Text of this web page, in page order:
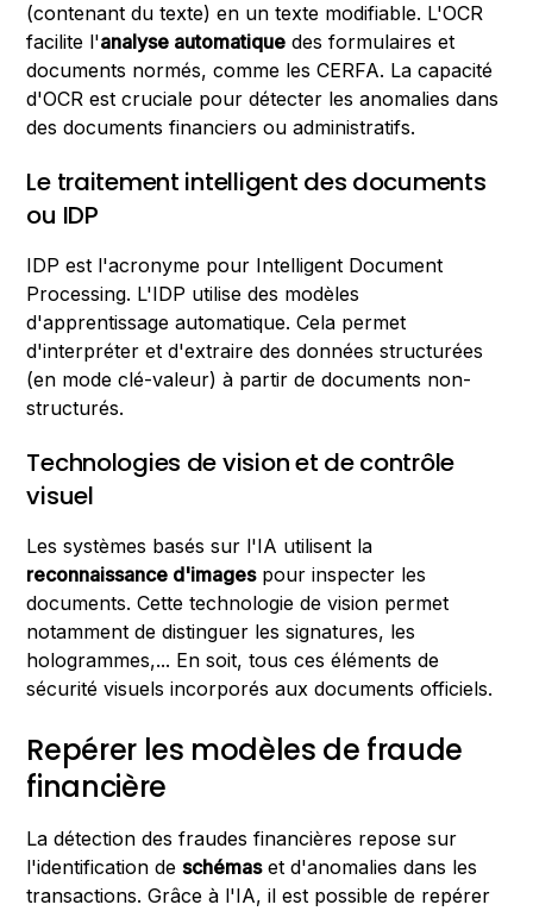
(contenant du texte) en un texte modifiable. L'OCR
facilite l'analyse automatique des formulaires et
documents normés, comme les CERFA. La capacité
d'OCR est cruciale pour détecter les anomalies dans
des documents financiers ou administratifs.
Le traitement intelligent des documents
ou IDP
IDP est l'acronyme pour Intelligent Document
Processing. L'IDP utilise des modèles
d'apprentissage automatique. Cela permet
d'interpréter et d'extraire des données structurées
(en mode clé-valeur) à partir de documents non-
structurés.
Technologies de vision et de contrôle
visuel
Les systèmes basés sur l'IA utilisent la
reconnaissance d'imagespour inspecter les
documents. Cette technologie de vision permet
notamment de distinguer les signatures, les
hologrammes,... En soit, tous ces éléments de
sécurité visuels incorporés aux documents officiels.
Repérer les modèles de fraude
financière
La détection des fraudes financières repose sur
l'identification deschémaset d'anomalies dans les
transactions. Grâce à l'IA, il est possible de repérer